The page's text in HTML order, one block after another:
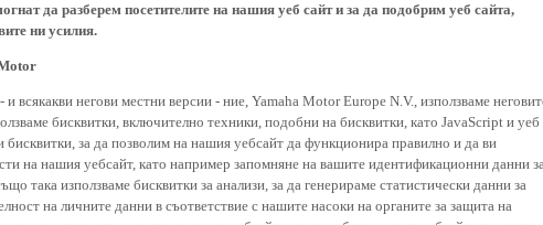
ни усилия.
бисквитки, включително техники, подобни на бисквитки, като JavaScript и уеб
за да позволим на нашия уебсайт да функционира правилно и да ви
на нашия уебсайт, като например запомняне на вашите идентификационни данни за
така използваме бисквитки за анализи, за да генерираме статистически данни за
на личните данни в съответствие с нашите насоки на органите за защита на
как посетителите използват нашия уебсайт и да подобрим нашия уебсайт, продукти,